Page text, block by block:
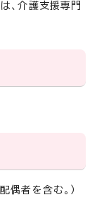
、介護支援専門
偶者を含む。）